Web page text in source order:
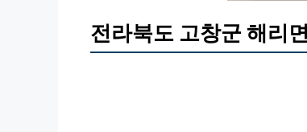
전라북도 고창군 해리